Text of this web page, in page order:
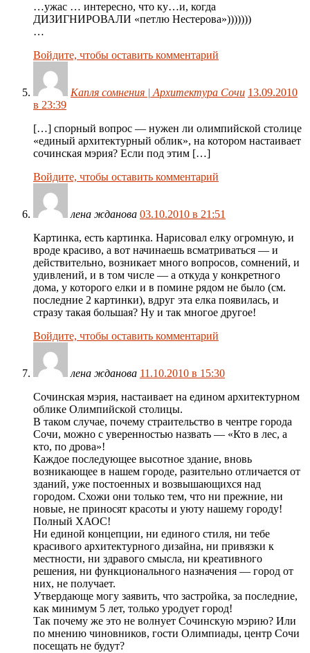
…ужас … интересно, что ку…и, когда
ДИЗИГНИРОВАЛИ «петлю Нестерова»)))))))
…
Войдите, чтобы оставить комментарий
Капля сомнения | Архитектура Сочи 13.09.2010
в 23:39
[…] спорный вопрос — нужен ли олимпийской столице
«единый архитектурный облик», на котором настаивает
сочинская мэрия? Если под этим […]
Войдите, чтобы оставить комментарий
лена жданова 03.10.2010 в 21:51
Картинка, есть картинка. Нарисовал елку огромную, и
вроде красиво, а вот начинаешь всматриваться — и
действительно, возникает много вопросов, сомнений, и
удивлений, и в том числе — а откуда у конкретного
дома, у которого елки и в помине рядом не было (см.
последние 2 картинки), вдруг эта елка появилась, и
стразу такая большая? Ну и так многое другое!
Войдите, чтобы оставить комментарий
лена жданова 11.10.2010 в 15:30
Сочинская мэрия, настаивает на едином архитектурном
облике Олимпийской столицы.
В таком случае, почему страительство в чентре города
Сочи, можно с уверенностью назвать — «Кто в лес, а
кто, по дрова»!
Каждое последующее высотное здание, вновь
возникающее в нашем городе, разительно отличается от
зданий, уже постоенных и возвышающихся над
городом. Схожи они только тем, что ни прежние, ни
новые, не приносят красоты и уюту нашему городу!
Полный ХАОС!
Ни единой концепции, ни единого стиля, ни тебе
красивого архитектурного дизайна, ни привязки к
местности, ни здравого смысла, ни креативного
решения, ни функционального назначения — город от
них, не получает.
Утвердающе могу заявить, что застройка, за последние,
как минимум 5 лет, только уродует город!
Так почему же это не волнует Сочинскую мэрию? Или
по мнению чиновников, гости Олимпиады, центр Сочи
посещать не будут?